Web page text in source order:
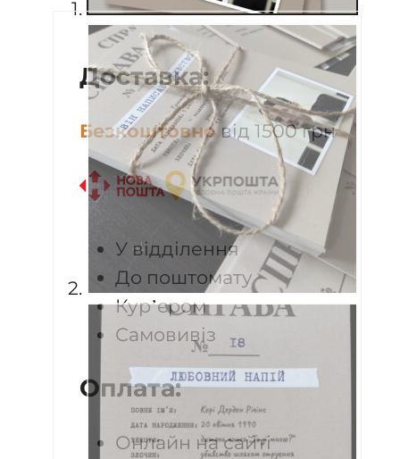
справи»
кількість
Доставка:
Безкоштовновід 1500 грн
У відділення
До поштомату
Кур’єром
Самовивіз
Оплата:
Онлайн на сайті